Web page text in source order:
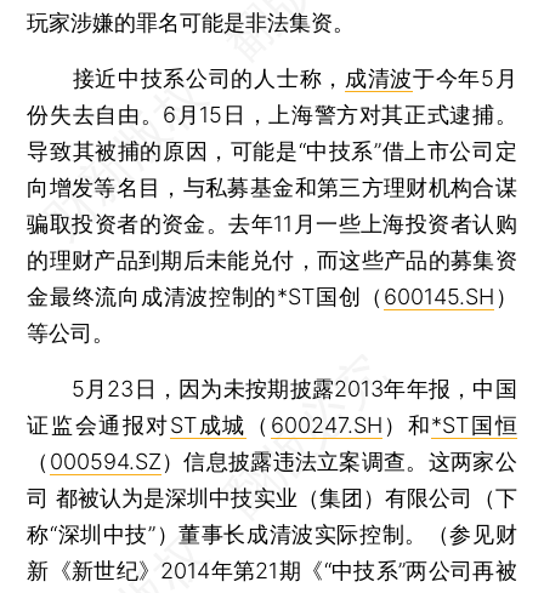
玩家涉嫌的罪名可能是非法集资。
接近中技系公司的人士称， 成清波于今年5月
份失去自由。6月15日，上海警方对其正式逮捕。
导致其被捕的原因，可能是“中技系”借上市公司定
向增发等名目，与私募基金和第三方理财机构合谋
骗取投资者的资金。去年11月一些上海投资者认购
的理财产品到期后未能兑付，而这些产品的募集资
金最终流向成清波控制的*ST国创（ 600145.SH ）
等公司。
5月23日，因为未按期披露2013年年报，中国
证监会通报对ST成城 （ 600247.SH ）和*ST国恒
（ 000594.SZ）信息披露违法立案调查。这两家公
司 都被认为是深圳中技实业（集团）有限公司（下
称“深圳中技”）董事长成清波实际控制。（参见财
新《新世纪》2014年第21期《“中技系”两公司再被